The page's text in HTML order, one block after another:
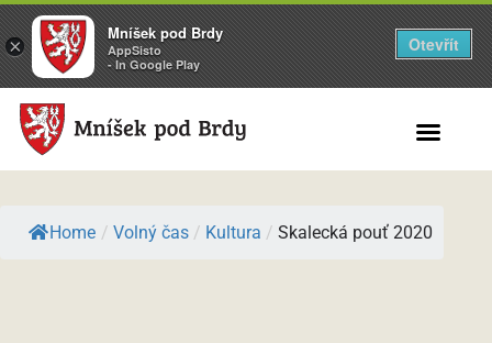
Home / Volný čas / Kultura / Skalecká pouť 2020
×
Mníšek pod Brdy
AppSisto
- In Google Play
Otevřít